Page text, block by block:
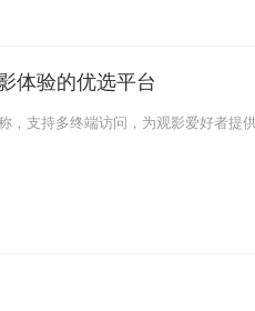
体验的优选平台
，支持多终端访问，为观影爱好者提